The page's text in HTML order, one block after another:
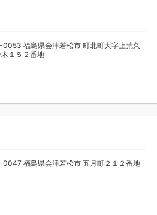
福島県会津若松市 町北町大字上荒久
１５２番地
0047 福島県会津若松市 五月町２１２番地